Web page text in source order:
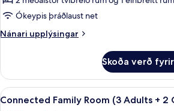
(3
Adults
+
Ókeypis þráðlaust net
Nánari upplýsingar
Nánari
Family
Room
(3
Skoða verð
Skoða
allar
Míníbar,
2
Connected Family Room (3 Adults + 2